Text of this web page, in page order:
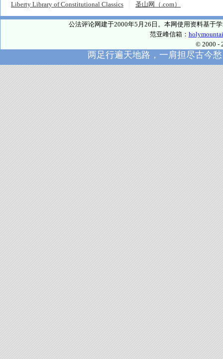
Liberty Library of Constitutional Classics
圣山网（.com）
公法评论网建于2000年5月26日。本网使用资料基于
范亚峰信箱：
© 2000 -
两足行遍天地路，一肩担尽古今